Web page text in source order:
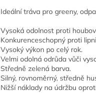
Ideální tráva pro greeny,
Vysoká odolnost proti
Konkurenceschopný proti
Vysoký výkon po celý rok.
Velmi odolná odrůda vůči
Středně zelená barva.
Silný, rovnoměrný, středně
Nižší náklady na údržbu